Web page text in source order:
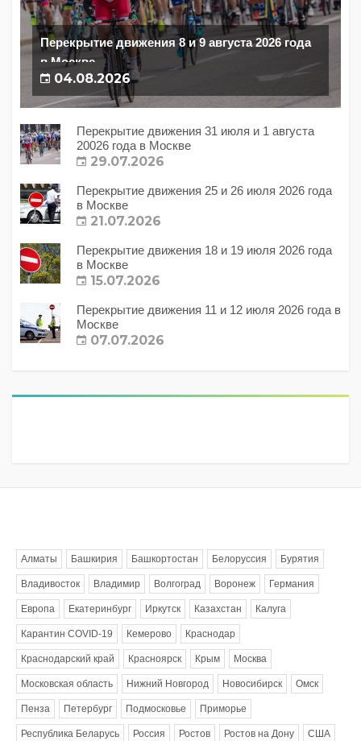
Перекрытие движения 8 и 9 августа 2026 года
в Москве
04.08.2026
Перекрытие движения 31 июля и 1 августа
20026 года в Москве
29.07.2026
Перекрытие движения 25 и 26 июля 2026 года
в Москве
21.07.2026
Перекрытие движения 18 и 19 июля 2026 года
в Москве
15.07.2026
Перекрытие движения 11 и 12 июля 2026 года в
Москве
07.07.2026
Алматы Башкирия Башкортостан Белоруссия Бурятия
Владивосток Владимир Волгоград Воронеж Германия
Европа Екатеринбург Иркутск Казахстан Калуга
Карантин COVID-19 Кемерово Краснодар
Краснодарский край Красноярск Крым Москва
Московская область Нижний Новгород Новосибирск Омск
Пенза Петербург Подмосковье Приморье
Республика Беларусь Россия Ростов Ростов на Дону США